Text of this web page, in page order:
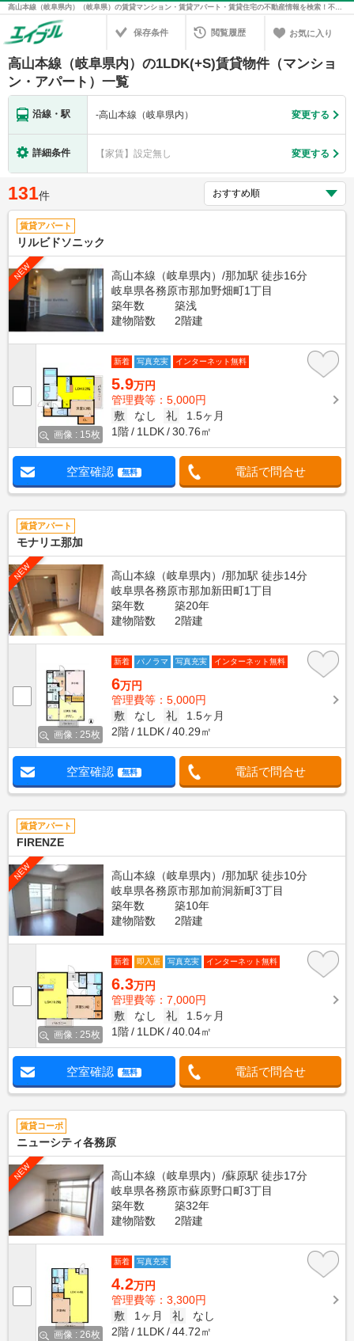
高山本線（岐阜県内）（岐阜県）の賃貸マンション・賃貸アパート・賃貸住宅の不動産情報を検索！不動産賃貸の物件探しは、お部屋探しのエイブル
保存条件 閲覧履歴 お気に入り
高山本線（岐阜県内）の1LDK(+S)賃貸物件（マンショ
ン・アパート）一覧
沿線・駅 -高山本線（岐阜県内） 変更する
詳細条件 【家賃】設定無し 変更する
131件
賃貸アパート
リルビドソニック
NEW
高山本線（岐阜県内）/那加駅 徒歩16分
岐阜県各務原市那加野畑町1丁目
築年数
築浅
建物階数
2階建
画像 : 15枚
新着 写真充実 インターネット無料
5.9万円
管理費等：5,000円
敷
なし 礼
1.5ヶ月
1階
1LDK 30.76㎡
空室確認 無料 電話で問合せ
賃貸アパート
モナリエ那加
NEW
高山本線（岐阜県内）/那加駅 徒歩14分
岐阜県各務原市那加新田町1丁目
築年数
築20年
建物階数
2階建
画像 : 25枚
新着 パノラマ 写真充実 インターネット無料
6万円
管理費等：5,000円
敷
なし 礼
1.5ヶ月
2階
1LDK 40.29㎡
空室確認 無料 電話で問合せ
賃貸アパート
FIRENZE
NEW
高山本線（岐阜県内）/那加駅 徒歩10分
岐阜県各務原市那加前洞新町3丁目
築年数
築10年
建物階数
2階建
画像 : 25枚
新着 即入居 写真充実 インターネット無料
6.3万円
管理費等：7,000円
敷
なし 礼
1.5ヶ月
1階
1LDK 40.04㎡
空室確認 無料 電話で問合せ
賃貸コーポ
ニューシティ各務原
NEW
高山本線（岐阜県内）/蘇原駅 徒歩17分
岐阜県各務原市蘇原野口町3丁目
築年数
築32年
建物階数
2階建
画像 : 26枚
新着 写真充実
4.2万円
管理費等：3,300円
敷
1ヶ月 礼
なし
2階
1LDK 44.72㎡